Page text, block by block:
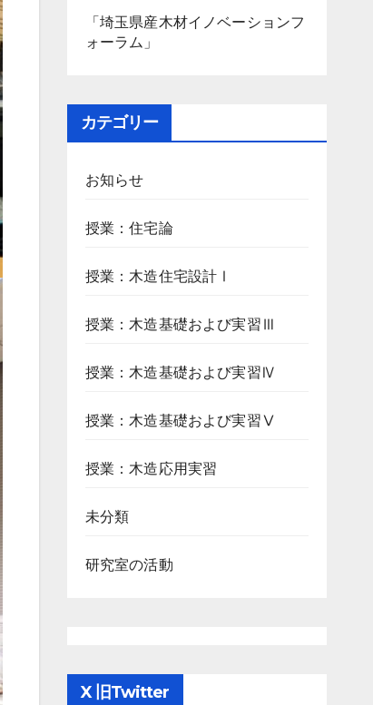
「埼玉県産木材イノベーションフ
ォーラム」
カテゴリー
お知らせ
授業：住宅論
授業：木造住宅設計Ⅰ
授業：木造基礎および実習Ⅲ
授業：木造基礎および実習Ⅳ
授業：木造基礎および実習Ⅴ
授業：木造応用実習
未分類
研究室の活動
X 旧Twitter